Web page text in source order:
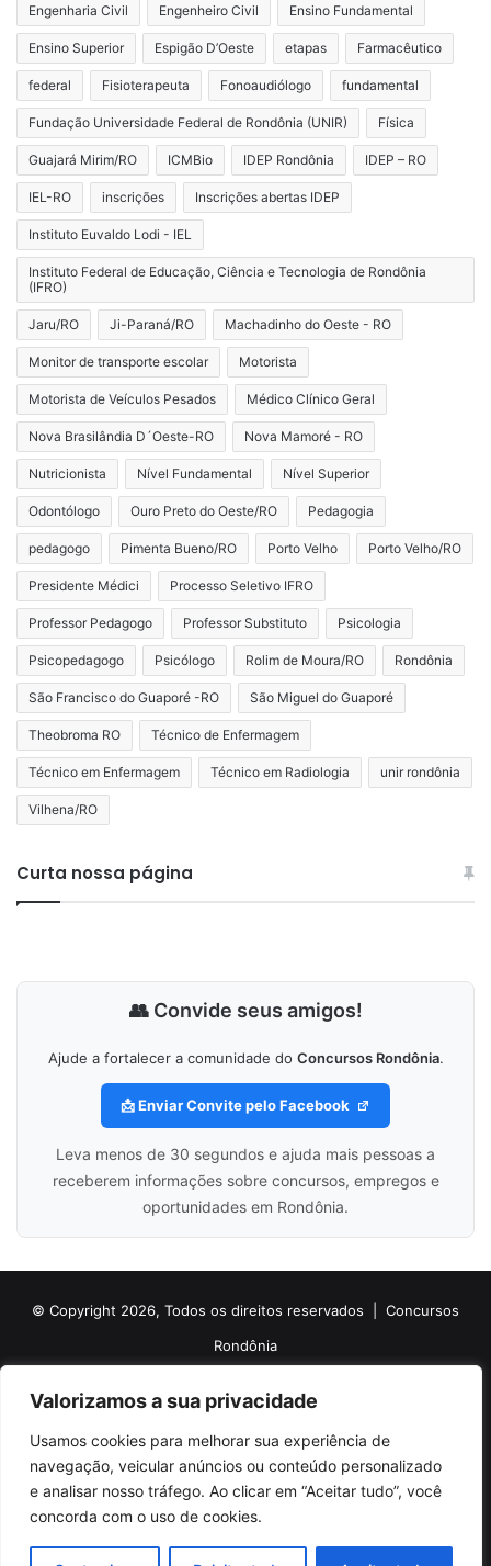
Valorizamos a sua privacidade
Usamos cookies para melhorar sua experiência de
navegação, veicular anúncios ou conteúdo personalizado
e analisar nosso tráfego. Ao clicar em “Aceitar tudo”, você
concorda com o uso de cookies.
Engenharia Civil Engenheiro Civil Ensino Fundamental
Ensino Superior Espigão D’Oeste etapas Farmacêutico
federal Fisioterapeuta Fonoaudiólogo fundamental
Fundação Universidade Federal de Rondônia (UNIR) Física
Guajará Mirim/RO ICMBio IDEP Rondônia IDEP – RO
IEL-RO inscrições Inscrições abertas IDEP
Instituto Euvaldo Lodi - IEL
Instituto Federal de Educação, Ciência e Tecnologia de Rondônia
(IFRO)
Jaru/RO Ji-Paraná/RO Machadinho do Oeste - RO
Monitor de transporte escolar Motorista
Motorista de Veículos Pesados Médico Clínico Geral
Nova Brasilândia D´Oeste-RO Nova Mamoré - RO
Nutricionista Nível Fundamental Nível Superior
Odontólogo Ouro Preto do Oeste/RO Pedagogia
pedagogo Pimenta Bueno/RO Porto Velho Porto Velho/RO
Presidente Médici Processo Seletivo IFRO
Professor Pedagogo Professor Substituto Psicologia
Psicopedagogo Psicólogo Rolim de Moura/RO Rondônia
São Francisco do Guaporé -RO São Miguel do Guaporé
Theobroma RO Técnico de Enfermagem
Técnico em Enfermagem Técnico em Radiologia unir rondônia
Vilhena/RO
Curta nossa página
👥 Convide seus amigos!
Ajude a fortalecer a comunidade do Concursos Rondônia.
📩 Enviar Convite pelo Facebook
Leva menos de 30 segundos e ajuda mais pessoas a
receberem informações sobre concursos, empregos e
oportunidades em Rondônia.
© Copyright 2026, Todos os direitos reservados | Concursos
Rondônia
Sobre o Concursos Rondônia
Siga nossas redes sociais
Web Stories Anuncie
Facebook
X PinterestLinkedinYouTubeInstagramTelegramTikTok